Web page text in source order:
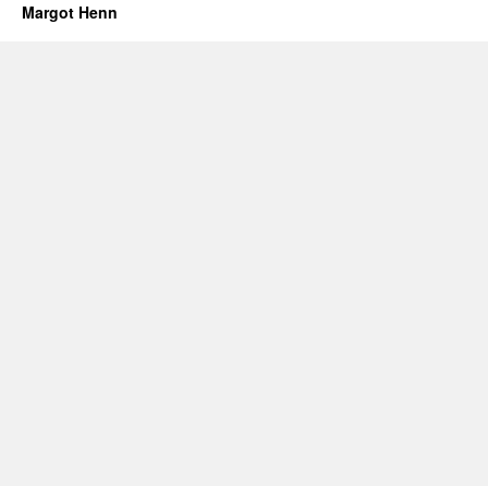
Margot Henn